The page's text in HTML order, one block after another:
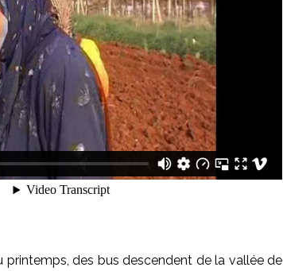
printemps, des bus descendent de la vallée de